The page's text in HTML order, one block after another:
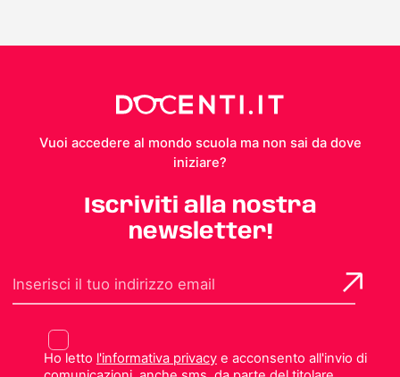
Vuoi accedere al mondo scuola ma non sai da dove
iniziare?
Iscriviti alla nostra
newsletter!
Ho letto l'informativa privacye acconsento all'invio di